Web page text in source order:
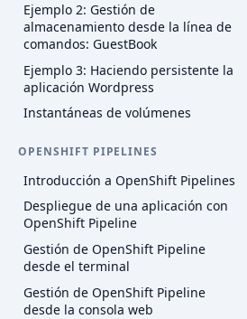
Ejemplo 2: Gestión de
almacenamiento desde la línea de
comandos: GuestBook
Ejemplo 3: Haciendo persistente la
aplicación Wordpress
Instantáneas de volúmenes
OPENSHIFT PIPELINES
Introducción a OpenShift Pipelines
Despliegue de una aplicación con
OpenShift Pipeline
Gestión de OpenShift Pipeline
desde el terminal
Gestión de OpenShift Pipeline
desde la consola web